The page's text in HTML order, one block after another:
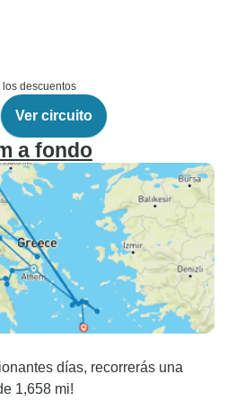
descuentos
Ver circuito
a fondo
días, recorrerás una
1,658 mi!